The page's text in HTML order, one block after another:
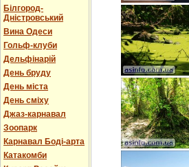
Білгород-
Дністровський
Вина Одеси
Гольф-клуби
Дельфінарій
День бруду
День міста
День сміху
Джаз-карнавал
Зоопарк
Карнавал Боді-арта
Катакомби